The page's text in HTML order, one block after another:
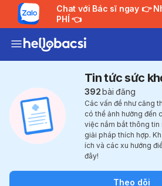
Chat với Bác sĩ ngay 👉 Nhận tư vấn MIỄN
PHÍ 👈
Tin tức sức
392bài đăng
Các vấn đề như căng
có thể ảnh hưởng đến
việc nắm bắt thông tin
giải pháp thích hợp.
ích và các xu hướng
đây!
Theo dõi